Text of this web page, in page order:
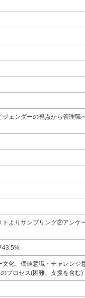
ェンダーの視点から管理職
よりサンプリング②アンケ
43.5%
文化、価値意識・チャレンジ
プロセス(困難、支援を含む)